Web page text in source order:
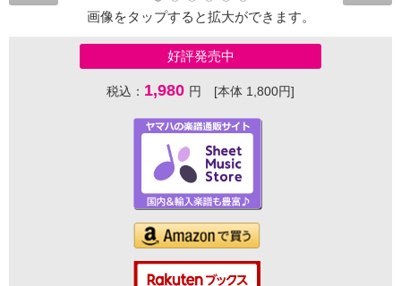
画像をタップすると拡大ができます。
好評発売中
税込： 1,980 円 [本体 1,800円]